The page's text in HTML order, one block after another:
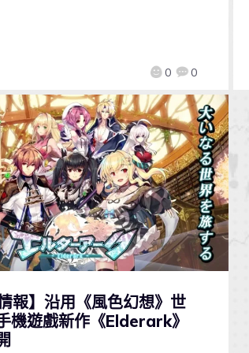
0 0
報】沿用《風色幻想》世
遊戲新作《Elderark》